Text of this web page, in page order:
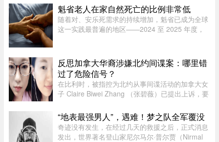
苦主现身说法，从日本回国竟被无来由限制“10年
内不得出境”，多年来在日累 ...
魁省老人在家自然死亡的比例非常低
随着对、安乐死需求的持续增加，魁省已成为全球
这一实践最普遍的地区——2024 至 2025 年度，
尊严离世这方面，魁省的表现 ...
反思加拿大华裔涉嫌北约间谍案：哪里错
过了危险信号？
在比利时，被指控为北约从事间谍活动的加拿大女
子 Claire Biwei Zhang （张碧薇）已提出上诉，要
急调查其安全审查程序，以查明外国势力可能是如
何渗透进入政府体系的。 ...
“地表最强男人”，遇难！梦之队全军覆没
奇迹没有发生，在经过几天的救援之后，正式消息
发出，世界著名登山家尼尔马尔·普尔贾（Nirmal